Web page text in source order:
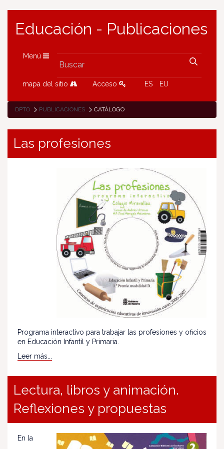
Educación - Publicaciones
Menú
mapa del sitio Acceso ES EU
DPTO PUBLICACIONES CATÁLOGO
Las profesiones
Programa interactivo para trabajar las profesiones y oficios
en Educación Infantil y Primaria.
Leer más...
Lectura, libros y animación.
Reflexiones y propuestas
En la